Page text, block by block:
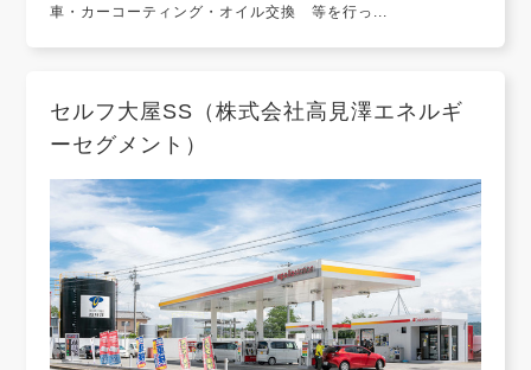
車・カーコーティング・オイル交換 等を行っ...
セルフ大屋SS（株式会社高見澤エネルギ
ーセグメント）